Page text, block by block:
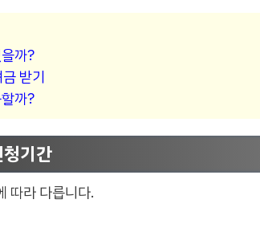
까?
받기
까?
기간
따라 다릅니다.